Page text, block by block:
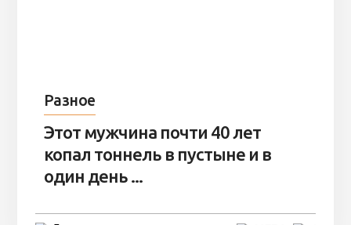
Разное
Этот мужчина почти 40 лет
копал тоннель в пустыне и в
один день ...